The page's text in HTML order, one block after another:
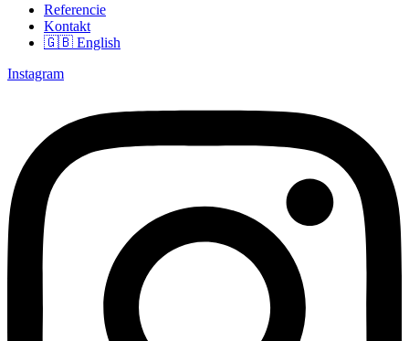
Referencie
Kontakt
🇬🇧 English
Instagram